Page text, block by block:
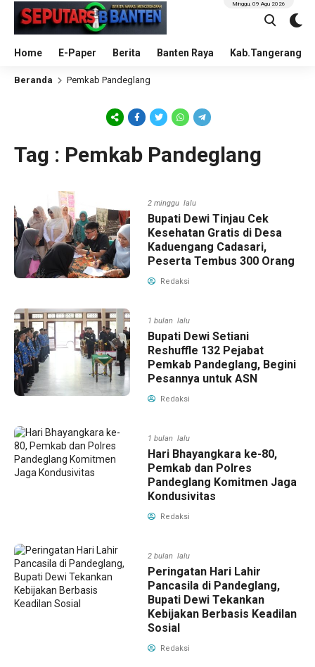
Home E-Paper Berita Banten Raya Kab.Tangerang
Minggu, 09 Agu 2026
Beranda Pemkab Pandeglang
Tag : Pemkab Pandeglang
2 minggu lalu
Bupati Dewi Tinjau Cek
Kesehatan Gratis di Desa
Kaduengang Cadasari,
Peserta Tembus 300 Orang
Redaksi
1 bulan lalu
Bupati Dewi Setiani
Reshuffle 132 Pejabat
Pemkab Pandeglang, Begini
Pesannya untuk ASN
Redaksi
1 bulan lalu
Hari Bhayangkara ke-80,
Pemkab dan Polres
Pandeglang Komitmen Jaga
Kondusivitas
Redaksi
2 bulan lalu
Peringatan Hari Lahir
Pancasila di Pandeglang,
Bupati Dewi Tekankan
Kebijakan Berbasis Keadilan
Sosial
Redaksi